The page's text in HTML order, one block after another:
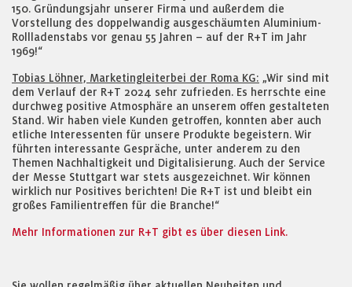
150. Gründungsjahr unserer Firma und außerdem die
Vorstellung des doppelwandig ausgeschäumten Aluminium-
Rollladenstabs vor genau 55 Jahren – auf der R+T im Jahr
1969!“
Tobias Löhner, Marketingleiterbei der Roma KG: „Wir sind mit
dem Verlauf der R+T 2024 sehr zufrieden. Es herrschte eine
durchweg positive Atmosphäre an unserem offen gestalteten
Stand. Wir haben viele Kunden getroffen, konnten aber auch
etliche Interessenten für unsere Produkte begeistern. Wir
führten interessante Gespräche, unter anderem zu den
Themen Nachhaltigkeit und Digitalisierung. Auch der Service
der Messe Stuttgart war stets ausgezeichnet. Wir können
wirklich nur Positives berichten! Die R+T ist und bleibt ein
großes Familientreffen für die Branche!“
Mehr Informationen zur R+T gibt es über diesen Link.